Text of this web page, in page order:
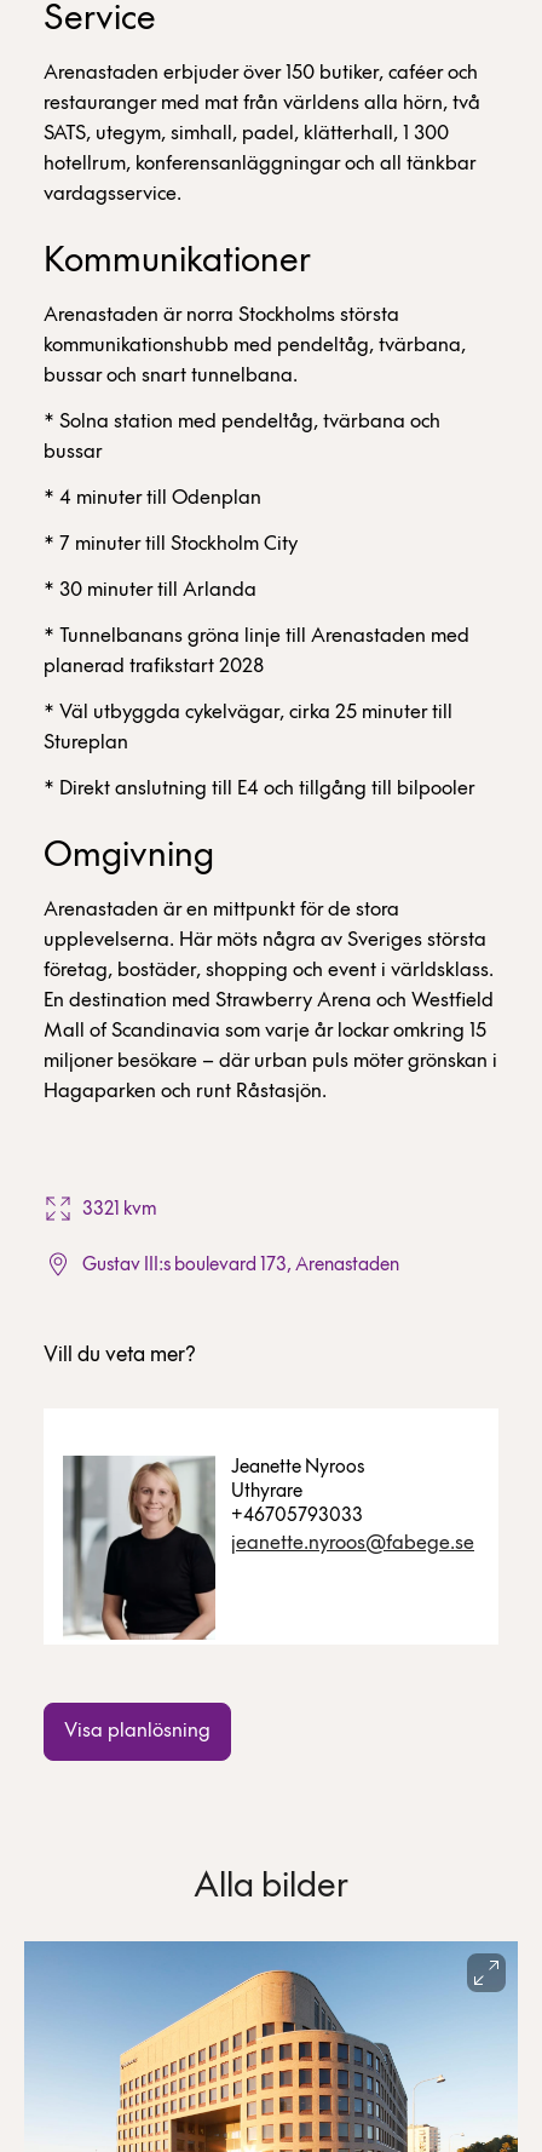
Service
Arenastaden erbjuder över 150 butiker, caféer och
restauranger med mat från världens alla hörn, två
SATS, utegym, simhall, padel, klätterhall, 1 300
hotellrum, konferensanläggningar och all tänkbar
vardagsservice.
Kommunikationer
Arenastaden är norra Stockholms största
kommunikationshubb med pendeltåg, tvärbana,
bussar och snart tunnelbana.
* Solna station med pendeltåg, tvärbana och
bussar
* 4 minuter till Odenplan
* 7 minuter till Stockholm City
* 30 minuter till Arlanda
* Tunnelbanans gröna linje till Arenastaden med
planerad trafikstart 2028
* Väl utbyggda cykelvägar, cirka 25 minuter till
Stureplan
* Direkt anslutning till E4 och tillgång till bilpooler
Omgivning
Arenastaden är en mittpunkt för de stora
upplevelserna. Här möts några av Sveriges största
företag, bostäder, shopping och event i världsklass.
En destination med Strawberry Arena och Westfield
Mall of Scandinavia som varje år lockar omkring 15
miljoner besökare – där urban puls möter grönskan i
Hagaparken och runt Råstasjön.
3321 kvm
Gustav III:s boulevard 173, Arenastaden
Vill du veta mer?
Jeanette Nyroos
Uthyrare
+46705793033
jeanette.nyroos@fabege.se
Visa planlösning
Alla bilder